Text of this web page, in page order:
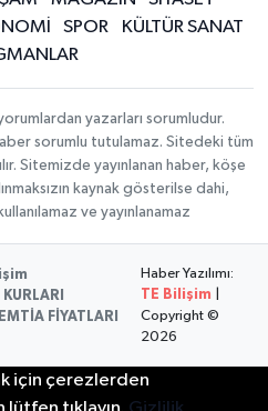
SPOR
KÜLTÜR SANAT
yazarları sorumludur.
sorumlu tutulamaz. Sitedeki tüm
Sitemizde yayınlanan haber, köşe
kaynak gösterilse dahi,
ve yayınlanamaz
EMTİA FİYATLARI
Haber Yazılımı:
TE Bilişim
Copyright ©
2026
için çerezlerden